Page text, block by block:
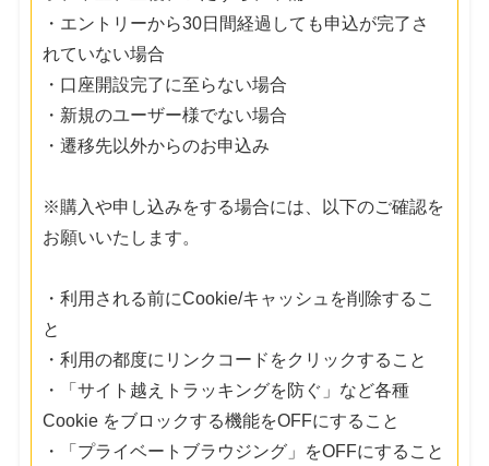
・エントリーから30日間経過しても申込が完了さ
れていない場合
・口座開設完了に至らない場合
・新規のユーザー様でない場合
・遷移先以外からのお申込み
※購入や申し込みをする場合には、以下のご確認を
お願いいたします。
・利用される前にCookie/キャッシュを削除するこ
と
・利用の都度にリンクコードをクリックすること
・「サイト越えトラッキングを防ぐ」など各種
Cookie をブロックする機能をOFFにすること
・「プライベートブラウジング」をOFFにすること